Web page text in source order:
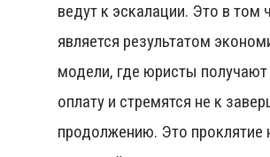
ведут к эскалации. Это в том
является результатом
модели, где юристы
оплату и стремятся не к
продолжению. Это проклятие